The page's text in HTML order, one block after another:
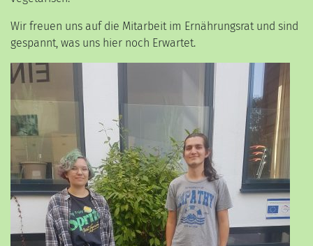
Wir freuen uns auf die Mitarbeit im Ernährungsrat und sind
gespannt, was uns hier noch Erwartet.